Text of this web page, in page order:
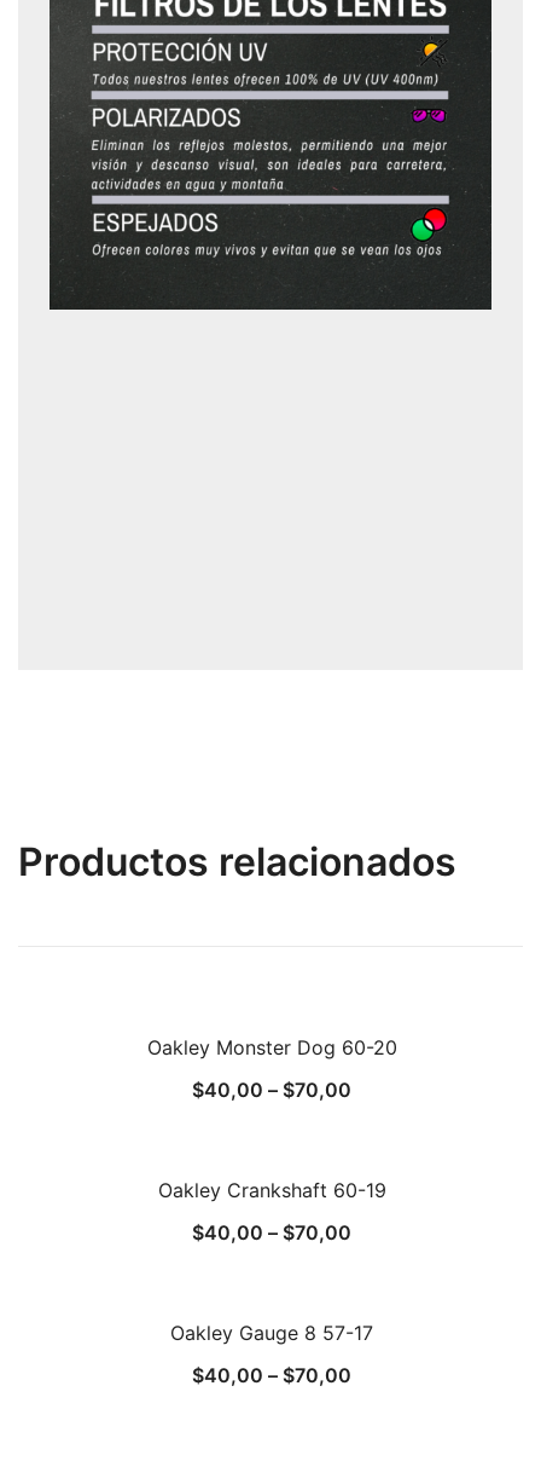
Productos relacionados
Oakley Monster Dog 60-20
$40,00 – $70,00
Oakley Crankshaft 60-19
$40,00 – $70,00
Oakley Gauge 8 57-17
$40,00 – $70,00